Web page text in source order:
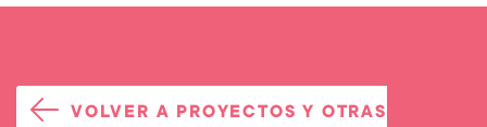
VOLVER A PROYECTOS Y OTRAS